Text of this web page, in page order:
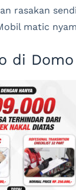
rasakan
matic
di